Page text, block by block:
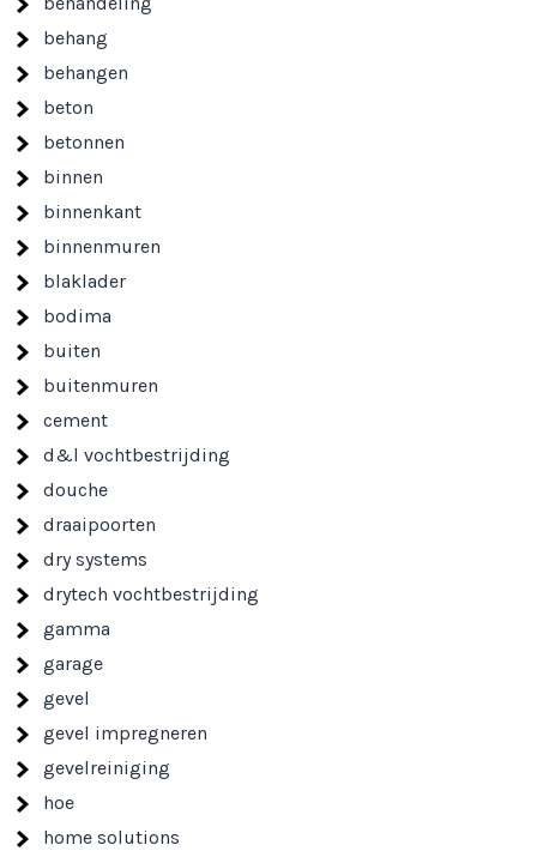
behang
behangen
beton
betonnen
binnen
binnenkant
binnenmuren
blaklader
bodima
buiten
buitenmuren
cement
d&l vochtbestrijding
douche
draaipoorten
dry systems
drytech vochtbestrijding
gamma
garage
gevel
gevel impregneren
gevelreiniging
hoe
home solutions